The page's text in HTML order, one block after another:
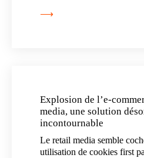
⟶
Explosion de l’e-
media, une solution
incontournable
Le retail media semble
utilisation de cookies first